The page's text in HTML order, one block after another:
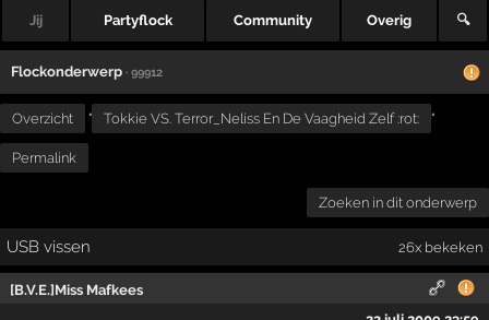
Jij Partyflock Community Overig 🔍
Flockonderwerp · 99912
Overzicht " Tokkie VS. Terror_Neliss En De Vaagheid Zelf :rot: "
Permalink
Zoeken in dit onderwerp
USB vissen 26x bekeken
[B.V.E.]Miss Mafkees